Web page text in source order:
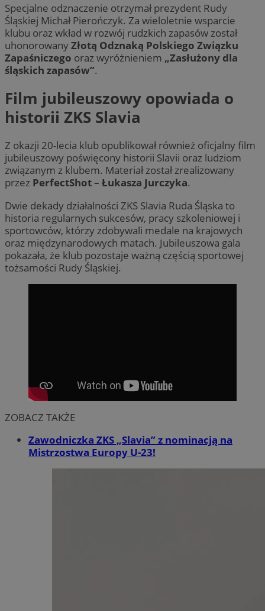
Specjalne odznaczenie otrzymał prezydent Rudy
Śląskiej Michał Pierończyk. Za wieloletnie wsparcie
klubu oraz wkład w rozwój rudzkich zapasów został
uhonorowanyZłotą Odznaką Polskiego Związku
Zapaśniczego oraz wyróżnieniem „Zasłużony dla
śląskich zapasów”.
Film jubileuszowy opowiada o
historii ZKS Slavia
Z okazji 20-lecia klub opublikował również oficjalny film
jubileuszowy poświęcony historii Slavii oraz ludziom
związanym z klubem. Materiał został zrealizowany
przez PerfectShot – Łukasza Jurczyka.
Dwie dekady działalności ZKS Slavia Ruda Śląska to
historia regularnych sukcesów, pracy szkoleniowej i
sportowców, którzy zdobywali medale na krajowych
oraz międzynarodowych matach. Jubileuszowa gala
pokazała, że klub pozostaje ważną częścią sportowej
tożsamości Rudy Śląskiej.
ZOBACZ TAKŻE
Zawodniczka ZKS „Slavia” z nominacją na
Mistrzostwa Europy U-23!